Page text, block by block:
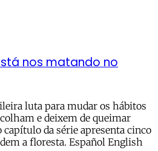
nos matando no
luta para mudar os hábitos
e deixem de queimar
capítulo da série apresenta cinco
a floresta. Español English